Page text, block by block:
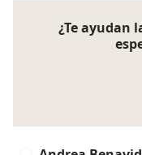
¿Te ayudan